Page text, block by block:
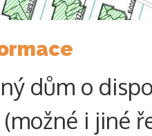
dům o
i jiné